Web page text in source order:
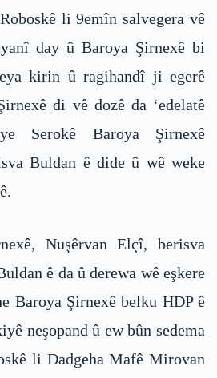
li 9emîn salvegera vê
day û Baroya Şirnexê bi
kirin û ragihandî ji egerê
di vê dozê da ‘edelatê
Serokê Baroya Şirnexê
Buldan ê dide û wê weke
Nuşêrvan Elçî, berisva
ê da û derewa wê eşkere
Baroya Şirnexê belku HDP ê
neşopand û ew bûn sedema
li Dadgeha Mafê Mirovan